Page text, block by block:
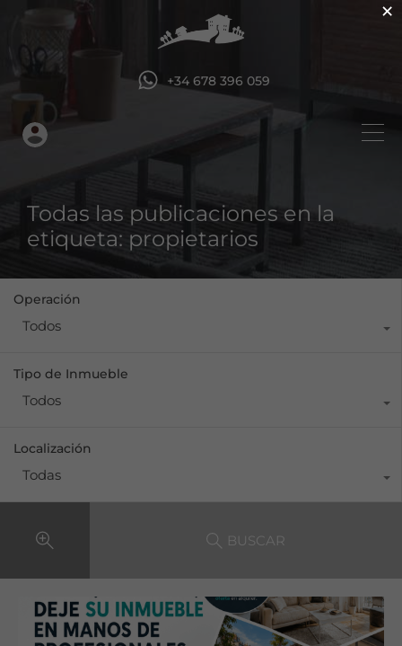
+34 678 396 059
Todas las publicaciones en la
etiqueta: propietarios
Operación
Todos
Tipo de Inmueble
Todos
Localización
Todas
BUSCAR
×